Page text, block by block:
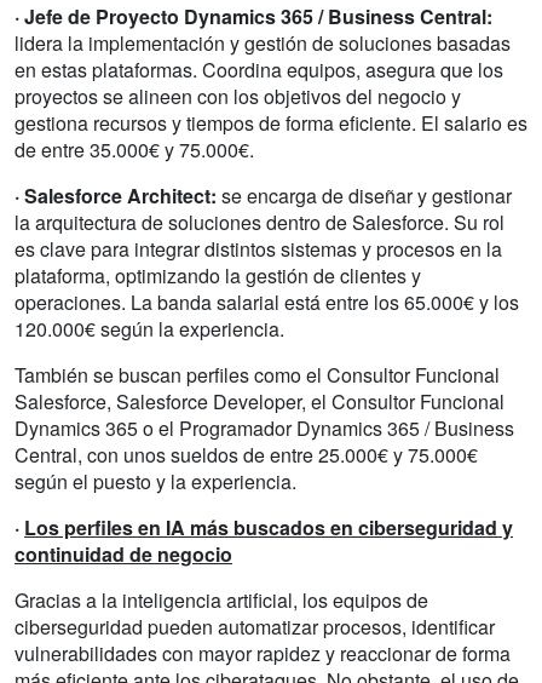
· Jefe de Proyecto Dynamics 365 / Business Central:
lidera la implementación y gestión de soluciones basadas
en estas plataformas. Coordina equipos, asegura que los
proyectos se alineen con los objetivos del negocio y
gestiona recursos y tiempos de forma eficiente. El salario es
de entre 35.000€ y 75.000€.
· Salesforce Architect: se encarga de diseñar y gestionar
la arquitectura de soluciones dentro de Salesforce. Su rol
es clave para integrar distintos sistemas y procesos en la
plataforma, optimizando la gestión de clientes y
operaciones. La banda salarial está entre los 65.000€ y los
120.000€ según la experiencia.
También se buscan perfiles como el Consultor Funcional
Salesforce, Salesforce Developer, el Consultor Funcional
Dynamics 365 o el Programador Dynamics 365 / Business
Central, con unos sueldos de entre 25.000€ y 75.000€
según el puesto y la experiencia.
· Los perfiles en IA más buscados en ciberseguridad y
continuidad de negocio
Gracias a la inteligencia artificial, los equipos de
ciberseguridad pueden automatizar procesos, identificar
vulnerabilidades con mayor rapidez y reaccionar de forma